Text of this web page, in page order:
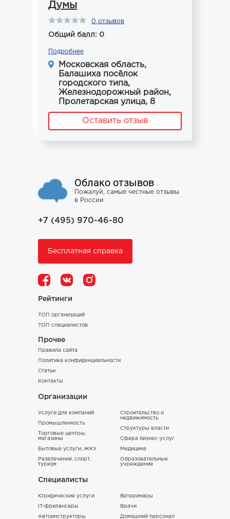
Думы
0 отзывов
Общий балл: 0
Подробнее
Московская область,
Балашиха посёлок
городского типа,
Железнодорожный район,
Пролетарская улица, 8
Оставить отзыв
Облако отзывов
Пожалуй, самые честные отзывы
в России
+7 (495) 970-46-80
Бесплатная справка
Рейтинги
ТОП организаций
ТОП специалистов
Прочее
Правила сайта
Политика конфиденциальности
Статьи
Контакты
Организации
Услуги для компаний
Промышленность
Торговые центры,
магазины
Бытовые услуги, ЖКХ
Развлечения, спорт,
туризм
Строительство и
недвижимость
Структуры власти
Сфера бизнес-услуг
Медицина
Образовательные
учреждения
Специалисты
Юридические услуги
IT-фрилансеры
Автоинструкторы
Ветеринары
Врачи
Домашний персонал